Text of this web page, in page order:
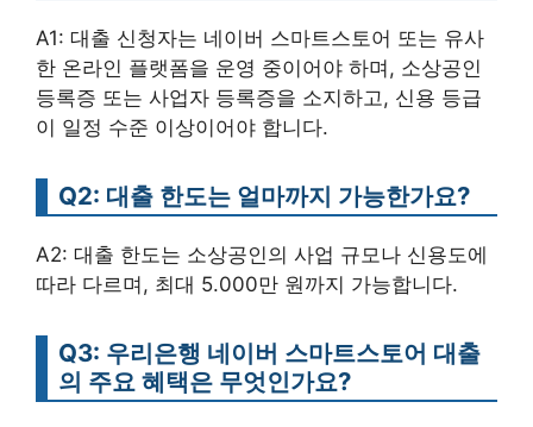
A1: 대출 신청자는 네이버 스마트스토어 또는 유사
한 온라인 플랫폼을 운영 중이어야 하며, 소상공인
등록증 또는 사업자 등록증을 소지하고, 신용 등급
이 일정 수준 이상이어야 합니다.
Q2: 대출 한도는 얼마까지 가능한가요?
A2: 대출 한도는 소상공인의 사업 규모나 신용도에
따라 다르며, 최대 5.000만 원까지 가능합니다.
Q3: 우리은행 네이버 스마트스토어 대출
의 주요 혜택은 무엇인가요?